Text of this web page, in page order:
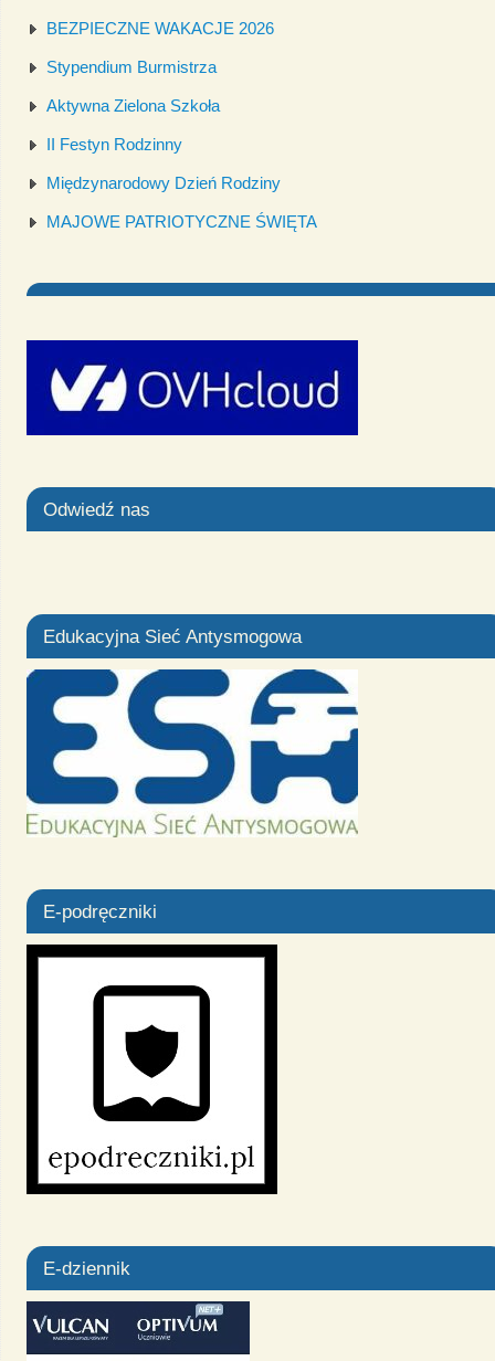
BEZPIECZNE WAKACJE 2026
Stypendium Burmistrza
Aktywna Zielona Szkoła
II Festyn Rodzinny
Międzynarodowy Dzień Rodziny
MAJOWE PATRIOTYCZNE ŚWIĘTA
Odwiedź nas
Edukacyjna Sieć Antysmogowa
E-podręczniki
E-dziennik